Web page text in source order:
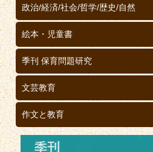
政治/経済/社会/哲学/歴史/自然
絵本・児童書
季刊 保育問題研究
文芸教育
作文と教育